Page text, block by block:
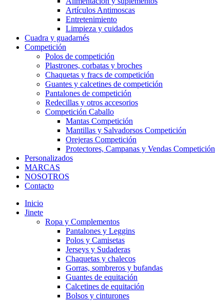
Artículos Antimoscas
Entretenimiento
Limpieza y cuidados
Cuadra y guadarnés
Competición
Polos de competición
Plastrones, corbatas y broches
Chaquetas y fracs de competición
Guantes y calcetines de competición
Pantalones de competición
Redecillas y otros accesorios
Competición Caballo
Mantas Competición
Mantillas y Salvadorsos Competición
Orejeras Competición
Protectores, Campanas y Vendas Competición
Personalizados
MARCAS
NOSOTROS
Contacto
Inicio
Jinete
Ropa y Complementos
Pantalones y Leggins
Polos y Camisetas
Jerseys y Sudaderas
Chaquetas y chalecos
Gorras, sombreros y bufandas
Guantes de equitación
Calcetines de equitación
Bolsos y cinturones